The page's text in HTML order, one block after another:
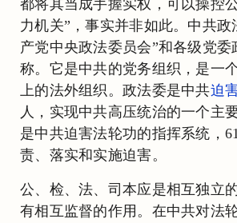
都将其当成手握实权，可以操控
力机关”，事实并非如此。中共政
产党中央政法委员会”和各级党
称。它是中共的党务组织，是一
上的法外组织。政法委是中共迫
人，实现中共高压统治的一个主
是中共迫害法轮功的指挥系统，
责、落实和实施迫害。
公、检、法、司本应是相互独立
有相互监督的作用。在中共对法